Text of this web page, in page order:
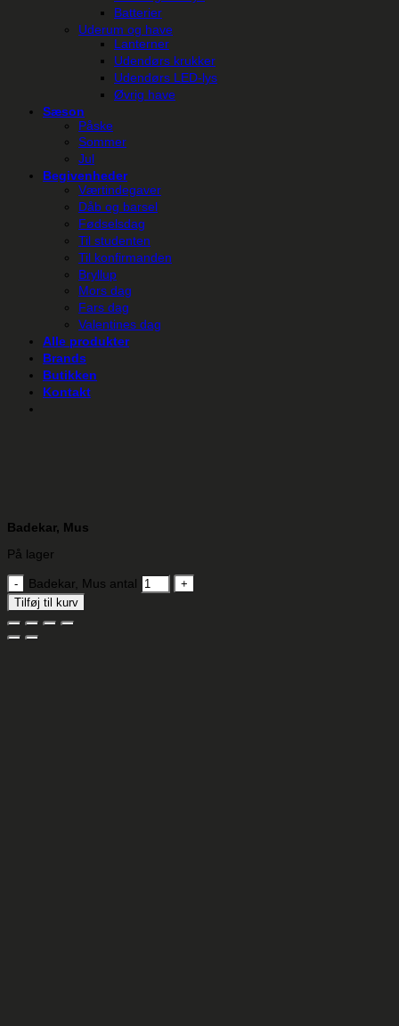
Batterier
Uderum og have
Lanterner
Udendørs krukker
Udendørs LED-lys
Øvrig have
Sæson
Påske
Sommer
Jul
Begivenheder
Værtindegaver
Dåb og barsel
Fødselsdag
Til studenten
Til konfirmanden
Bryllup
Mors dag
Fars dag
Valentines dag
Alle produkter
Brands
Butikken
Kontakt
Badekar, Mus
På lager
Badekar, Mus antal
Tilføj til kurv